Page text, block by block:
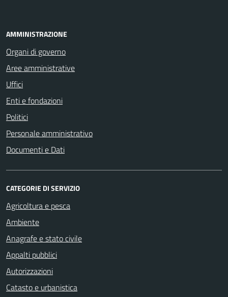
AMMINISTRAZIONE
Organi di governo
Aree amministrative
Uffici
Enti e fondazioni
Politici
Personale amministrativo
Documenti e Dati
CATEGORIE DI SERVIZIO
Agricoltura e pesca
Ambiente
Anagrafe e stato civile
Appalti pubblici
Autorizzazioni
Catasto e urbanistica